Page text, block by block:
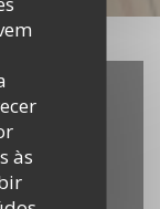
às